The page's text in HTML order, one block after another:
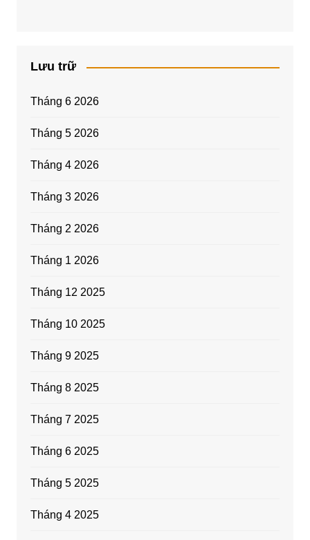
Lưu trữ
Tháng 6 2026
Tháng 5 2026
Tháng 4 2026
Tháng 3 2026
Tháng 2 2026
Tháng 1 2026
Tháng 12 2025
Tháng 10 2025
Tháng 9 2025
Tháng 8 2025
Tháng 7 2025
Tháng 6 2025
Tháng 5 2025
Tháng 4 2025